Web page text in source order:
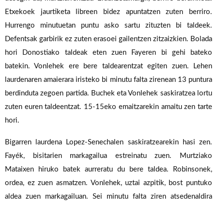
Etxekoek
jaurtiketa libreen bidez apuntatzen zuten
berriro.
Hurrengo
minutuetan puntu asko sartu zituzten bi
taldeek.
Defentsak garbirik ez zuten erasoei gailentzen zitzaizkien. Bolada
hori
Donostiako taldeak eten zuen Fayeren bi gehi
bateko
batekin.
Vonlehek ere bere taldearentzat egiten zuen.
Lehen
laurdenaren amaierara iristeko bi minutu falta zirenean 13 puntura
berdinduta zegoen partida. Buchek eta Vonlehek saskiratzea lortu
zuten euren taldeentzat. 15-15eko emaitzarekin amaitu zen tarte
hori.
Bigarren laurdena Lopez-Senechalen saskiratzearekin hasi
zen.
Fayék,
bisitarien markagailua estreinatu zuen.
Murtziako
Mataixen
hiruko batek aurreratu du bere taldea.
Robinsonek,
ordea, ez zuen asmatzen. Vonlehek, uztai azpitik, bost puntuko
aldea zuen markagailuan.
Sei minutu falta ziren atsedenaldira